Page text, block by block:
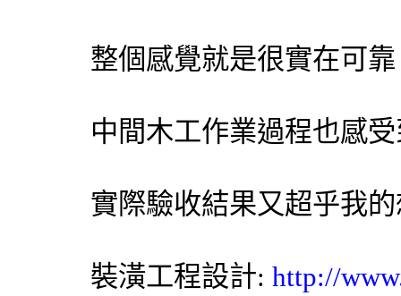
整個感覺就是很實在可
中間木工作業過程也感
實際驗收結果又超乎我
裝潢工程設計: http://